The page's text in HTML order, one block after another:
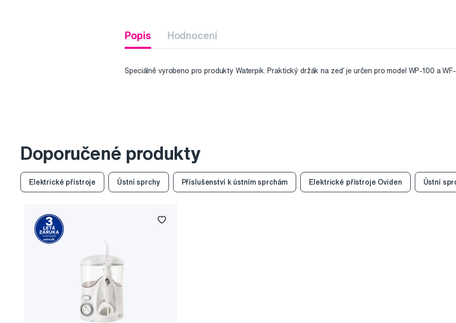
Popis Hodnocení
Speciálně vyrobeno pro produkty Waterpik. Praktický držák na zeď je určen pro model WP-100 a
Doporučené produkty
Elektrické přístroje Ústní sprchy Příslušenství k ústním sprchám Elektrické přístroje Oviden Ústní